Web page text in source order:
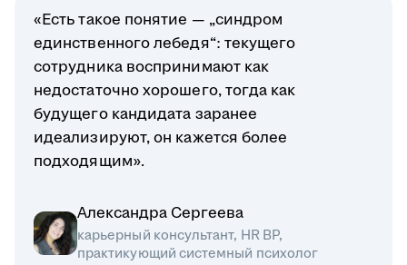
«Есть такое понятие — „синдром
единственного лебедя“: текущего
сотрудника воспринимают как
недостаточно хорошего, тогда как
будущего кандидата заранее
идеализируют, он кажется более
подходящим».
Александра Сергеева
карьерный консультант, HR BP,
практикующий системный психолог